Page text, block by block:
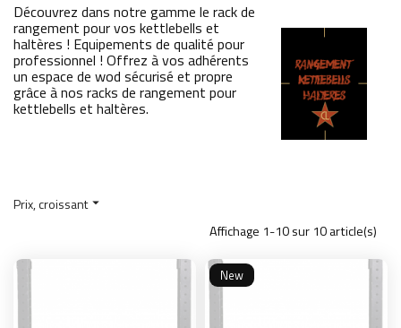
Découvrez dans notre gamme le rack de
rangement pour vos kettlebells et
haltères ! Equipements de qualité pour
professionnel ! Offrez à vos adhérents
un espace de wod sécurisé et propre
grâce à nos racks de rangement pour
kettlebells et haltères.
Prix, croissant
Affichage 1-10 sur 10 article(s)
New